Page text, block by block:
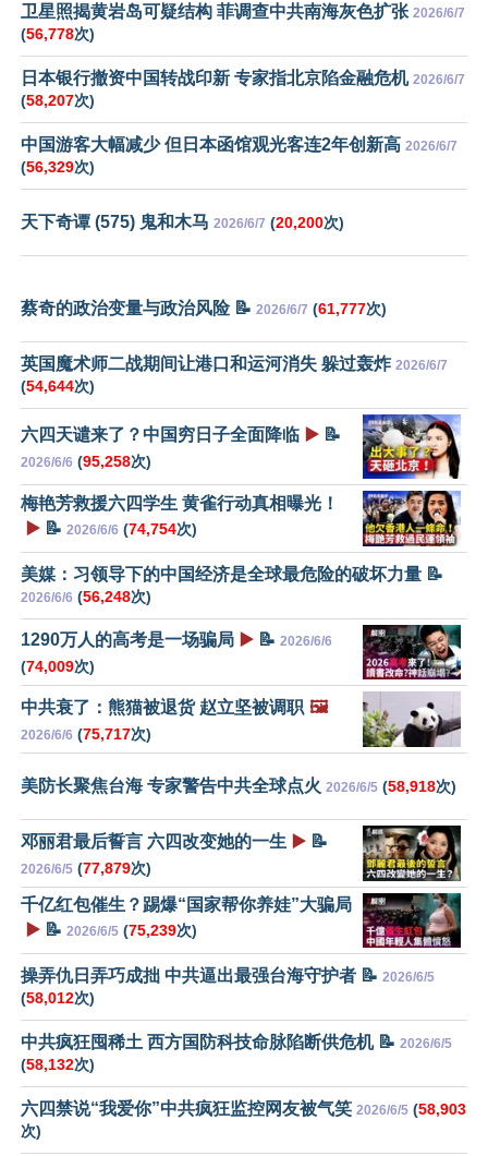
卫星照揭黄岩岛可疑结构 菲调查中共南海灰色扩张 2026/6/7
(56,778次)
日本银行撤资中国转战印新 专家指北京陷金融危机 2026/6/7
(58,207次)
中国游客大幅减少 但日本函馆观光客连2年创新高 2026/6/7
(56,329次)
天下奇谭 (575) 鬼和木马 2026/6/7 (20,200次)
蔡奇的政治变量与政治风险 📝 2026/6/7 (61,777次)
英国魔术师二战期间让港口和运河消失 躲过轰炸 2026/6/7
(54,644次)
六四天谴来了？中国穷日子全面降临 ▶️ 📝
2026/6/6 (95,258次)
梅艳芳救援六四学生 黄雀行动真相曝光！
▶️ 📝 2026/6/6 (74,754次)
美媒：习领导下的中国经济是全球最危险的破坏力量 📝
2026/6/6 (56,248次)
1290万人的高考是一场骗局 ▶️ 📝 2026/6/6
(74,009次)
中共衰了：熊猫被退货 赵立坚被调职 🖼️
2026/6/6 (75,717次)
美防长聚焦台海 专家警告中共全球点火 2026/6/5 (58,918次)
邓丽君最后誓言 六四改变她的一生 ▶️ 📝
2026/6/5 (77,879次)
千亿红包催生？踢爆“国家帮你养娃”大骗局
▶️ 📝 2026/6/5 (75,239次)
操弄仇日弄巧成拙 中共逼出最强台海守护者 📝 2026/6/5
(58,012次)
中共疯狂囤稀土 西方国防科技命脉陷断供危机 📝 2026/6/5
(58,132次)
六四禁说“我爱你”中共疯狂监控网友被气笑 2026/6/5 (58,903
次)